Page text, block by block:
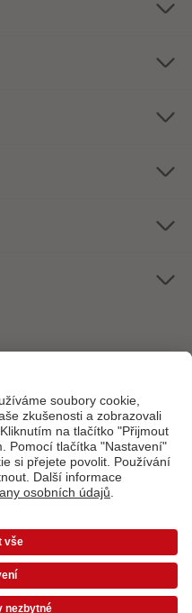
nebo objednávek,
100 808[Po - Pá: 8:00 - 16:00]
včetně DPH.
údajů